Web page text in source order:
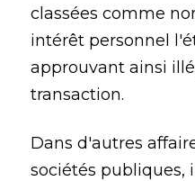
classées comme
intérêt personnel
approuvant ainsi
transaction.
Dans d'autres
sociétés publiques,